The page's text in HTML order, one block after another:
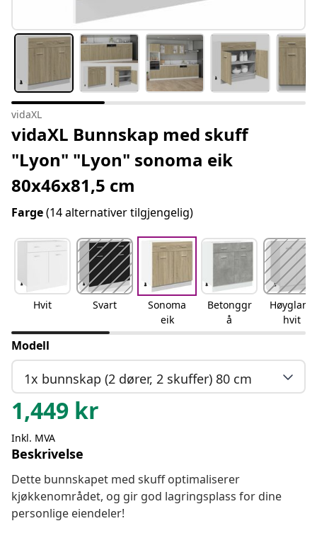
vidaXL
vidaXL Bunnskap med skuff
"Lyon" "Lyon" sonoma eik
80x46x81,5 cm
Farge(14 alternativer tilgjengelig)
Hvit Svart
Sonoma
eik
Betonggr
å
Høyglans
hvit
Modell
1x bunnskap (2 dører, 2 skuffer) 80 cm
1,449 kr
Inkl. MVA
Beskrivelse
Dette bunnskapet med skuff optimaliserer
kjøkkenområdet, og gir god lagringsplass for dine
personlige eiendeler!